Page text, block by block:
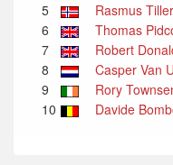
5
Rasmus Tiller
6
Thomas
7
Robert
8
Casper Van
9
Rory
10
Davide